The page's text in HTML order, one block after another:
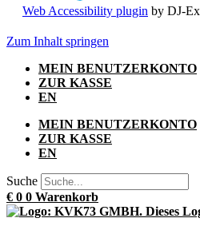
Web Accessibility plugin by DJ-
Zum Inhalt springen
MEIN BENUTZERKONTO
ZUR KASSE
EN
MEIN BENUTZERKONTO
ZUR KASSE
EN
Suche
€ 0 0 Warenkorb